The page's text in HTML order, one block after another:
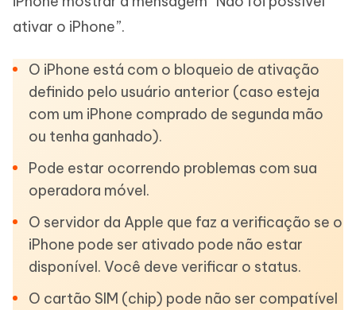
ativar o iPhone”.
O iPhone está com o bloqueio de ativação
definido pelo usuário anterior (caso esteja
com um iPhone comprado de segunda mão
ou tenha ganhado).
Pode estar ocorrendo problemas com sua
operadora móvel.
O servidor da Apple que faz a verificação se o
iPhone pode ser ativado pode não estar
disponível. Você deve verificar o status.
O cartão SIM (chip) pode não ser compatível